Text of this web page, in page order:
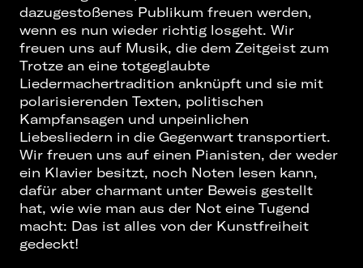
dazugestoßenes Publikum freuen werden,
wenn es nun wieder richtig losgeht. Wir
freuen uns auf Musik, die dem Zeitgeist zum
Trotze an eine totgeglaubte
Liedermachertradition anknüpft und sie mit
polarisierenden Texten, politischen
Kampfansagen und unpeinlichen
Liebesliedern in die Gegenwart transportiert.
Wir freuen uns auf einen Pianisten, der weder
ein Klavier besitzt, noch Noten lesen kann,
dafür aber charmant unter Beweis gestellt
hat, wie wie man aus der Not eine Tugend
macht: Das ist alles von der Kunstfreiheit
gedeckt!